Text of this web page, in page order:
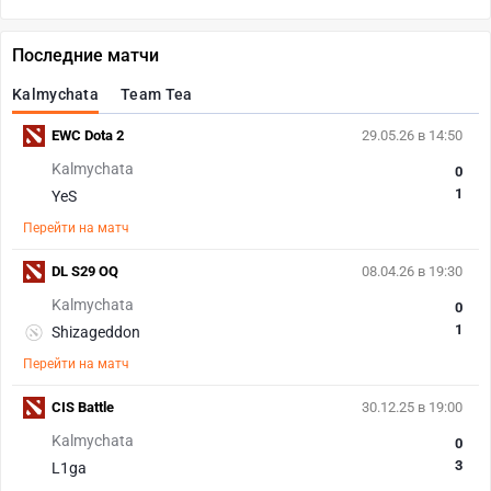
Последние матчи
Kalmychata Team Tea
29.05.26 в 14:50
Kalmychata
YeS
0
1
Перейти на матч
EWC Dota 2
08.04.26 в 19:30
Kalmychata
Shizageddon
0
1
Перейти на матч
DL S29 OQ
30.12.25 в 19:00
Kalmychata
L1ga
0
3
CIS Battle